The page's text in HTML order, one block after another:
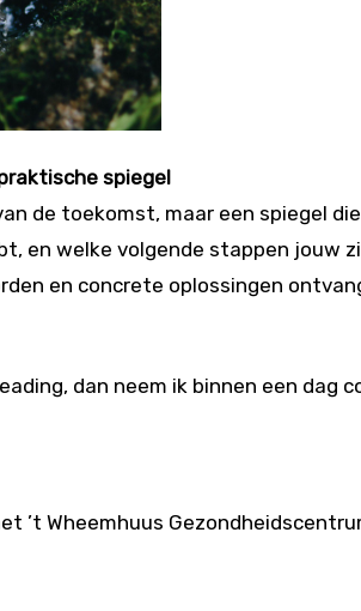
spiegel
de toekomst, maar een spiegel
en welke volgende stappen jouw
en concrete oplossingen
dan neem ik binnen een
’t Wheemhuus